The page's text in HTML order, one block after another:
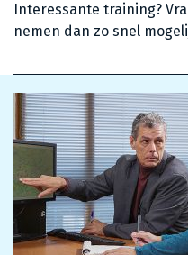
Interessante training?
nemen dan zo snel